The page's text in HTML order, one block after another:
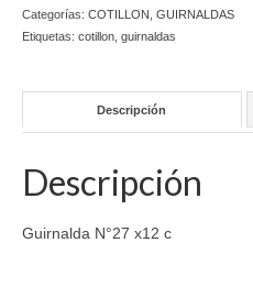
Categorías: COTILLON GUIRNALDAS
Etiquetas: cotillon guirnaldas
Descripción
Descripción
Guirnalda N°27 x12 c